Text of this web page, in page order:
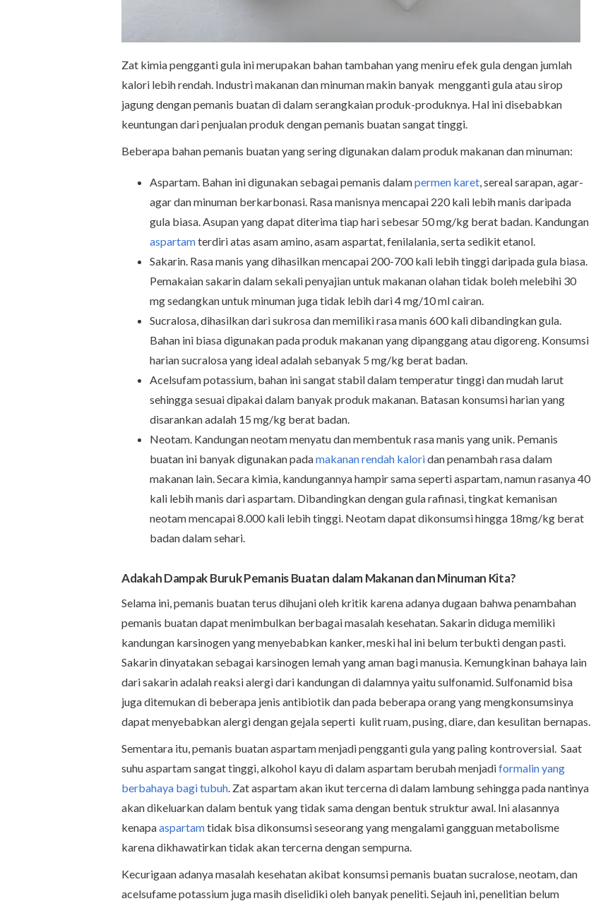
Zat kimia pengganti gula ini merupakan bahan tambahan yang meniru efek gula dengan jumlah
kalori lebih rendah. Industri makanan dan minuman makin banyak mengganti gula atau sirop
jagung dengan pemanis buatan di dalam serangkaian produk-produknya. Hal ini disebabkan
keuntungan dari penjualan produk dengan pemanis buatan sangat tinggi.
Beberapa bahan pemanis buatan yang sering digunakan dalam produk makanan dan minuman:
Aspartam. Bahan ini digunakan sebagai pemanis dalampermen karet, sereal sarapan, agar-
agar dan minuman berkarbonasi. Rasa manisnya mencapai 220 kali lebih manis daripada
gula biasa. Asupan yang dapat diterima tiap hari sebesar 50 mg/kg berat badan. Kandungan
aspartamterdiri atas asam amino, asam aspartat, fenilalania, serta sedikit etanol.
Sakarin. Rasa manis yang dihasilkan mencapai 200-700 kali lebih tinggi daripada gula biasa.
Pemakaian sakarin dalam sekali penyajian untuk makanan olahan tidak boleh melebihi 30
mg sedangkan untuk minuman juga tidak lebih dari 4 mg/10 ml cairan.
Sucralosa, dihasilkan dari sukrosa dan memiliki rasa manis 600 kali dibandingkan gula.
Bahan ini biasa digunakan pada produk makanan yang dipanggang atau digoreng. Konsumsi
harian sucralosa yang ideal adalah sebanyak 5 mg/kg berat badan.
Acelsufam potassium, bahan ini sangat stabil dalam temperatur tinggi dan mudah larut
sehingga sesuai dipakai dalam banyak produk makanan. Batasan konsumsi harian yang
disarankan adalah 15 mg/kg berat badan.
Neotam. Kandungan neotam menyatu dan membentuk rasa manis yang unik. Pemanis
buatan ini banyak digunakan padamakanan rendah kaloridan penambah rasa dalam
makanan lain. Secara kimia, kandungannya hampir sama seperti aspartam, namun rasanya 40
kali lebih manis dari aspartam. Dibandingkan dengan gula rafinasi, tingkat kemanisan
neotam mencapai 8.000 kali lebih tinggi. Neotam dapat dikonsumsi hingga 18mg/kg berat
badan dalam sehari.
AdakahDampakBurukPemanisBuatan dalamMakanandanMinuman Kita?
Selama ini, pemanis buatan terus dihujani oleh kritik karena adanya dugaan bahwa penambahan
pemanis buatan dapat menimbulkan berbagai masalah kesehatan. Sakarin diduga memiliki
kandungan karsinogen yang menyebabkan kanker, meski hal ini belum terbukti dengan pasti.
Sakarin dinyatakan sebagai karsinogen lemah yang aman bagi manusia. Kemungkinan bahaya lain
dari sakarin adalah reaksi alergi dari kandungan di dalamnya yaitu sulfonamid. Sulfonamid bisa
juga ditemukan di beberapa jenis antibiotik dan pada beberapa orang yang mengkonsumsinya
dapat menyebabkan alergi dengan gejala seperti kulit ruam, pusing, diare, dan kesulitan bernapas.
Sementara itu, pemanis buatan aspartam menjadi pengganti gula yang paling kontroversial. Saat
suhu aspartam sangat tinggi, alkohol kayu di dalam aspartam berubah menjadiformalin yang
berbahaya bagi tubuh. Zat aspartam akan ikut tercerna di dalam lambung sehingga pada nantinya
akan dikeluarkan dalam bentuk yang tidak sama dengan bentuk struktur awal. Ini alasannya
kenapaaspartamtidak bisa dikonsumsi seseorang yang mengalami gangguan metabolisme
karena dikhawatirkan tidak akan tercerna dengan sempurna.
Kecurigaan adanya masalah kesehatan akibat konsumsi pemanis buatan sucralose, neotam, dan
acelsufame potassium juga masih diselidiki oleh banyak peneliti. Sejauh ini, penelitian belum